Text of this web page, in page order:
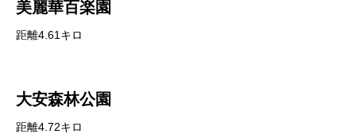
美麗華百楽園
距離4.61キロ
大安森林公園
距離4.72キロ